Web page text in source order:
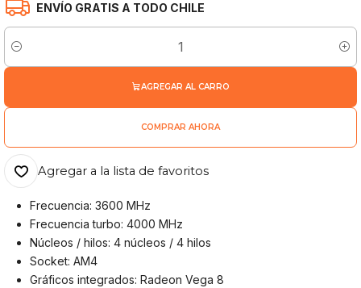
ENVÍO GRATIS A TODO CHILE
Cantidad
AGREGAR AL CARRO
COMPRAR AHORA
Agregar a la lista de favoritos
Frecuencia: 3600 MHz
Frecuencia turbo: 4000 MHz
Núcleos / hilos: 4 núcleos / 4 hilos
Socket: AM4
Gráficos integrados: Radeon Vega 8